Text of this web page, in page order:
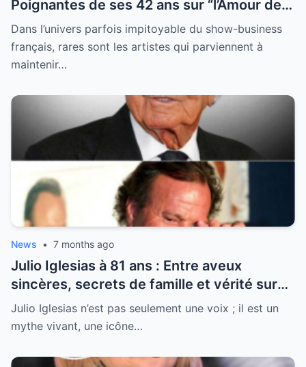
Poignantes de ses 42 ans sur “l’Amour de
sa Vie”
Dans l’univers parfois impitoyable du show-business
français, rares sont les artistes qui parviennent à
maintenir…
News • 7 months ago
Julio Iglesias à 81 ans : Entre aveux
sincères, secrets de famille et vérité sur
sa santé, la légende se livre enfin
Julio Iglesias n’est pas seulement une voix ; il est un
mythe vivant, une icône…